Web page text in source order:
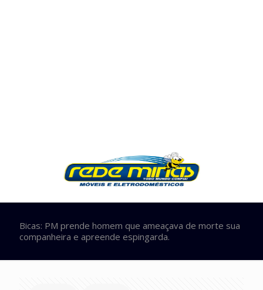
Bicas: PM prende homem que ameaçava de morte sua
companheira e apreende espingarda.